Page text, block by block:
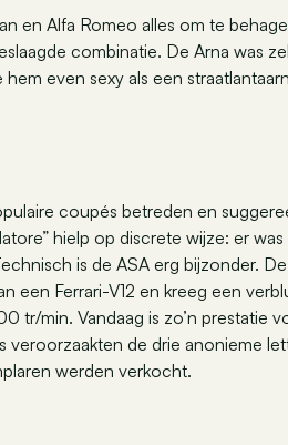
en Alfa Romeo alles om te
combinatie. De Arna was
hem even sexy als een
coupés betreden en
hielp op discrete wijze: er
is de ASA erg bijzonder.
een Ferrari-V12 en kreeg een
tr/min. Vandaag is zo’n prestatie
veroorzaakten de drie anonieme
werden verkocht.